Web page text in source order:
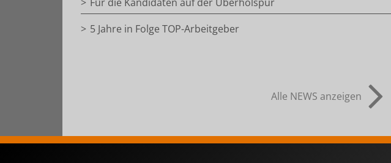
5 Jahre in Folge TOP-Arbeitgeber
Alle NEWS anzeigen